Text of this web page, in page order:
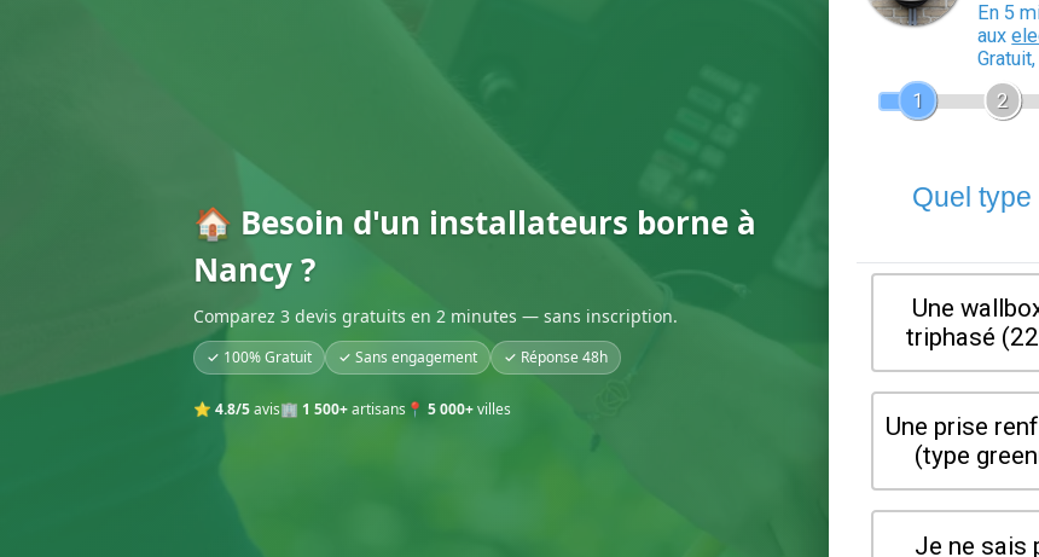
🏠 Besoin d'un installateurs borne à
Nancy ?
Comparez 3 devis gratuits en 2 minutes — sans inscription.
✓ 100% Gratuit ✓ Sans engagement ✓ Réponse 48h
⭐ 4.8/5avis🏢 1 500+artisans 📍 5 000+villes